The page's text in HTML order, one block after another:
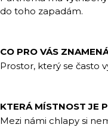
do toho zapadám.
CO PRO VÁS
Prostor, který se často
KTERÁ MÍSTNOST JE
Mezi námi chlapy si